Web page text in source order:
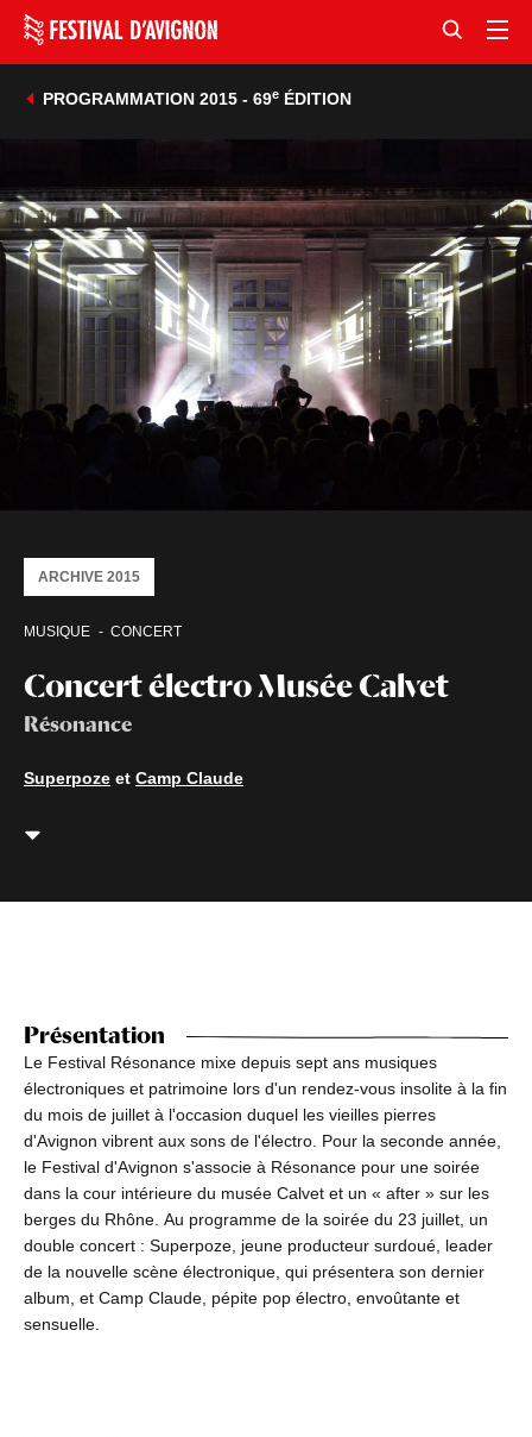
PROGRAMMATION 2015 - 69eÉDITION
Concert électro Musée Calvet
Résonance
MUSIQUE CONCERT
ARCHIVE 2015
Superpoze et Camp Claude
Présentation
Le Festival Résonance mixe depuis sept ans musiques
électroniques et patrimoine lors d'un rendez-vous insolite à la fin
du mois de juillet à l'occasion duquel les vieilles pierres
d'Avignon vibrent aux sons de l'électro. Pour la seconde année,
le Festival d'Avignon s'associe à Résonance pour une soirée
dans la cour intérieure du musée Calvet et un « after » sur les
berges du Rhône. Au programme de la soirée du 23 juillet, un
double concert : Superpoze, jeune producteur surdoué, leader
de la nouvelle scène électronique, qui présentera son dernier
album, et Camp Claude, pépite pop électro, envoûtante et
sensuelle.